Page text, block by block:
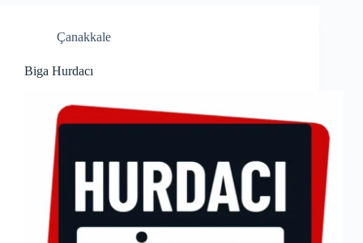
Çanakkale
Biga Hurdacı